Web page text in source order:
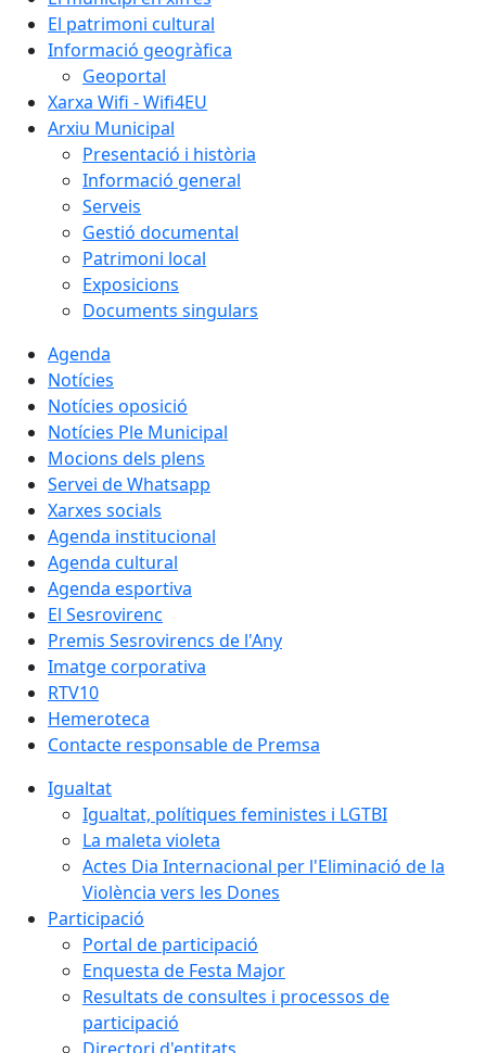
El patrimoni cultural
Informació geogràfica
Geoportal
Xarxa Wifi - Wifi4EU
Arxiu Municipal
Presentació i història
Informació general
Serveis
Gestió documental
Patrimoni local
Exposicions
Documents singulars
Agenda
Notícies
Notícies oposició
Notícies Ple Municipal
Mocions dels plens
Servei de Whatsapp
Xarxes socials
Agenda institucional
Agenda cultural
Agenda esportiva
El Sesrovirenc
Premis Sesrovirencs de l'Any
Imatge corporativa
RTV10
Hemeroteca
Contacte responsable de Premsa
Igualtat
Igualtat, polítiques feministes i LGTBI
La maleta violeta
Actes Dia Internacional per l'Eliminació de la
Violència vers les Dones
Participació
Portal de participació
Enquesta de Festa Major
Resultats de consultes i processos de
participació